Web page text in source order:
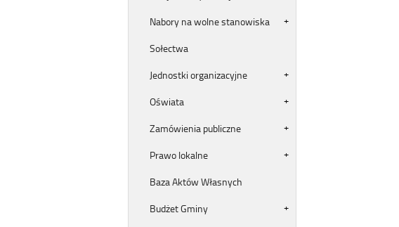
Nabory na wolne stanowiska
Sołectwa
Jednostki organizacyjne
Oświata
Zamówienia publiczne
Prawo lokalne
Baza Aktów Własnych
Budżet Gminy